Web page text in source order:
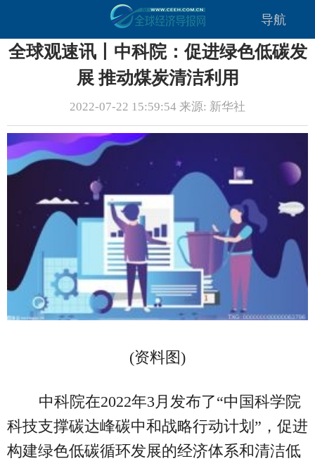
导航
全球观速讯丨中科院：促进绿色低碳发
展 推动煤炭清洁利用
2022-07-22 15:59:54 来源: 新华社
(资料图)
中科院在2022年3月发布了“中国科学院
科技支撑碳达峰碳中和战略行动计划”，促进
构建绿色低碳循环发展的经济体系和清洁低